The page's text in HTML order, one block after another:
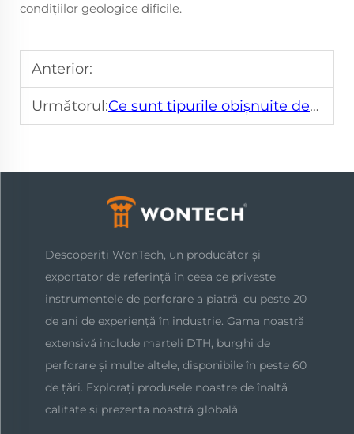
condițiilor geologice dificile.
Anterior:
Următorul:Ce sunt tipurile obișnuite de marteli down-the-hole?
Descoperiți WonTech, un producător și
exportator de referință în ceea ce privește
instrumentele de perforare a piatră, cu peste 20
de ani de experiență în industrie. Gama noastră
extensivă include marteli DTH, burghi de
perforare și multe altele, disponibile în peste 60
de țări. Explorați produsele noastre de înaltă
calitate și prezența noastră globală.